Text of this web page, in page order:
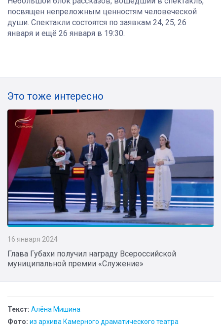
посвящен непреложным ценностям человеческой
души. Спектакли состоятся по заявкам 24, 25, 26
января и ещё 26 января в 19:30.
Это тоже интересно
16 января 2024
Глава Губахи получил награду Всероссийской
муниципальной премии «Служение»
Текст: Алёна Мишина
Фото: из архива Камерного драматического театра